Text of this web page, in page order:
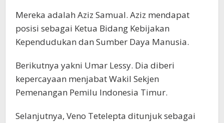
Mereka adalah Aziz Samual. Aziz mendapat
posisi sebagai Ketua Bidang Kebijakan
Kependudukan dan Sumber Daya Manusia.
Berikutnya yakni Umar Lessy. Dia diberi
kepercayaan menjabat Wakil Sekjen
Pemenangan Pemilu Indonesia Timur.
Selanjutnya, Veno Tetelepta ditunjuk sebagai